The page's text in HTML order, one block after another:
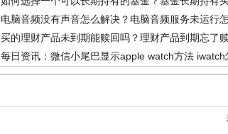
电脑音频没有声音怎么解决？电脑音频服务未运行
买的理财产品未到期能赎回吗？理财产品到期忘了
每日资讯：微信小尾巴显示apple watch方法 iwatch